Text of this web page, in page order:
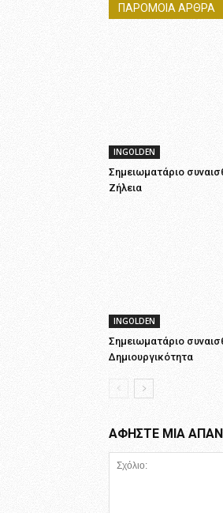
ΠΑΡΟΜΟΙΑ ΑΡΘΡΑ
INGOLDEN
Σημειωματάριο
Zήλεια
INGOLDEN
Σημειωματάριο
Δημιουργικότητα
ΑΦΗΣΤΕ ΜΙΑ